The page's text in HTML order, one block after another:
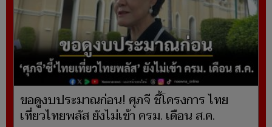
ขอดูงบประมาณก่อน! ศุภจี ชี้โครงการ ไทย
เที่ยวไทยพลัส ยังไม่เข้า ครม. เดือน ส.ค.